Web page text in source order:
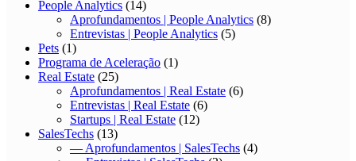
People Analytics (14)
Aprofundamentos | People Analytics (8)
Entrevistas | People Analytics (5)
Pets (1)
Programa de Aceleração (1)
Real Estate (25)
Aprofundamentos | Real Estate (6)
Entrevistas | Real Estate (6)
Startups | Real Estate (12)
SalesTechs (13)
— Aprofundamentos | SalesTechs (4)